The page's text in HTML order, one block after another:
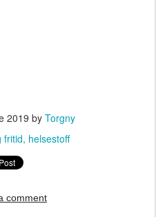
2019 by Torgny
fritid helsestoff
comment